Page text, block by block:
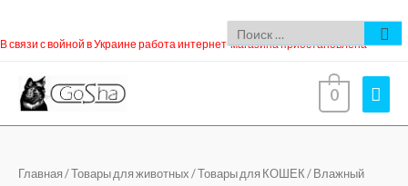
В связи с войной в Украине работа интернет-магазина приостановлена
0
Главная /Товары для животных /Товары для КОШЕК / Влажный